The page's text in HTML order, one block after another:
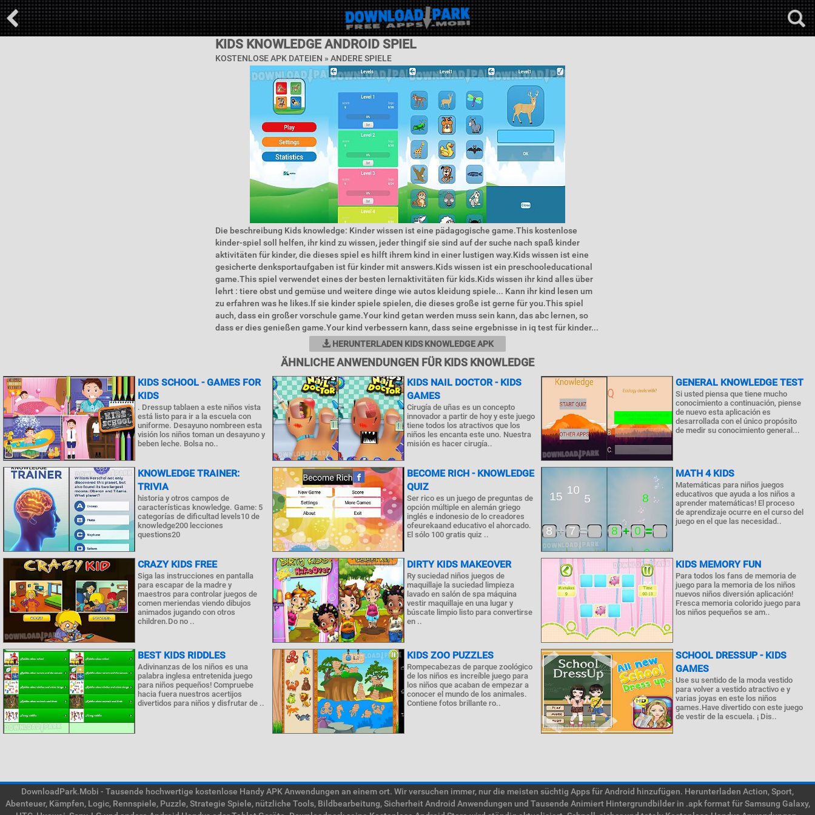
KIDS KNOWLEDGE ANDROID SPIEL
KOSTENLOSE APK DATEIEN » ANDERE SPIELE
Die beschreibung Kids knowledge: Kinder wissen ist eine pädagogische game.This kostenlose
kinder-spiel soll helfen, ihr kind zu wissen, jeder thingif sie sind auf der suche nach spaß kinder
aktivitäten für kinder, die dieses spiel es hilft ihrem kind in einer lustigen way.Kids wissen ist eine
gesicherte denksportaufgaben ist für kinder mit answers.Kids wissen ist ein preschooleducational
game.This spiel verwendet eines der besten lernaktivitäten für kids.Kids wissen ihr kind alles über
lehrt : tiere obst und gemüse und weitere dinge wie autos kleidung spiele... Kann ihr kind lesen um
zu erfahren was he likes.If sie kinder spiele spielen, die dieses große ist gerne für you.This spiel
auch, dass ein großer vorschule game.Your kind getan werden muss sein kann, das abc lernen, so
dass er dies genießen game.Your kind verbessern kann, dass seine ergebnisse in iq test für kinder...
HERUNTERLADEN KIDS KNOWLEDGE APK
ÄHNLICHE ANWENDUNGEN FÜR KIDS KNOWLEDGE
KIDS SCHOOL - GAMES FOR
KIDS
. Dressup tablaen a este niños vista
está listo para ir a la escuela con
uniforme. Desayuno nombreen esta
visión los niños toman un desayuno y
beben leche. Bolsa no..
KIDS NAIL DOCTOR - KIDS
GAMES
Cirugía de uñas es un concepto
innovador a partir de hoy y este juego
tiene todos los atractivos que los
niños les encanta este uno. Nuestra
misión es hacer cirugía..
GENERAL KNOWLEDGE TEST
Si usted piensa que tiene mucho
conocimiento a continuación, piense
de nuevo esta aplicación es
desarrollada con el único propósito
de medir su conocimiento general...
KNOWLEDGE TRAINER:
TRIVIA
historia y otros campos de
características knowledge. Game: 5
categorías de dificultad levels10 de
knowledge200 lecciones
questions20
BECOME RICH - KNOWLEDGE
QUIZ
Ser rico es un juego de preguntas de
opción múltiple en alemán griego
inglés e indonesio de lo creadores
ofeurekaand educativo el ahorcado.
El sólo 100 gratis quiz ..
MATH 4 KIDS
Matemáticas para niños juegos
educativos que ayuda a los niños a
aprender matemáticas! El proceso
de aprendizaje ocurre en el curso del
juego en el que las necesidad..
CRAZY KIDS FREE
Siga las instrucciones en pantalla
para escapar de la madre y
maestros para controlar juegos de
comen meriendas viendo dibujos
animados jugando con otros
children.Do no ..
DIRTY KIDS MAKEOVER
Ry suciedad niños juegos de
maquillaje la suciedad limpieza
lavado en salón de spa máquina
vestir maquillaje en una lugar y
búscate limpio listo para convertirse
en ..
KIDS MEMORY FUN
Para todos los fans de memoria de
juego para la memoria de los niños
nuevos niños diversión aplicación!
Fresca memoria colorido juego para
los niños pequeños se am..
BEST KIDS RIDDLES
Adivinanzas de los niños es una
palabra inglesa entretenida juego
para niños pequeños! Compruebe
hacia fuera nuestros acertijos
divertidos para niños y disfrutar de ..
KIDS ZOO PUZZLES
Rompecabezas de parque zoológico
de los niños es increíble juego para
los niños que acaban de empezar a
conocer el mundo de los animales.
Contiene fotos brillante ro..
SCHOOL DRESSUP - KIDS
GAMES
Use su sentido de la moda vestido
para volver a vestido atractivo e y
varias joyas en este los niños
games.Have divertido con este juego
de vestir de la escuela. ¡ Dis..
DownloadPark.Mobi - Tausende hochwertige kostenlose Handy APK Anwendungen an einem ort. Wir versuchen immer, nur die meisten süchtig Apps für Android hinzufügen. Herunterladen Action, Sport,
Abenteuer, Kämpfen, Logic, Rennspiele, Puzzle, Strategie Spiele, nützliche Tools, Bildbearbeitung, Sicherheit Android Anwendungen und Tausende Animiert Hintergrundbilder in .apk format für Samsung Galaxy,